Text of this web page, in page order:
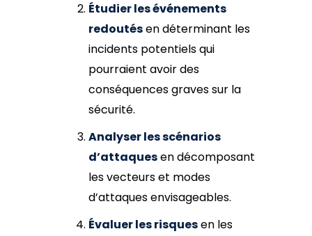
Étudier les événements
redoutésen déterminant les
incidents potentiels qui
pourraient avoir des
conséquences graves sur la
sécurité.
Analyser les scénarios
d’attaquesen décomposant
les vecteurs et modes
d’attaques envisageables.
Évaluer les risquesen les